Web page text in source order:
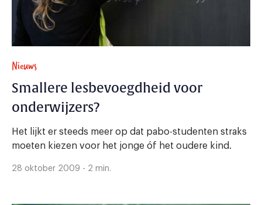
Nieuws
Smallere lesbevoegdheid voor
onderwijzers?
Het lijkt er steeds meer op dat pabo-studenten straks
moeten kiezen voor het jonge óf het oudere kind.
28 oktober 2009 - 2 min.